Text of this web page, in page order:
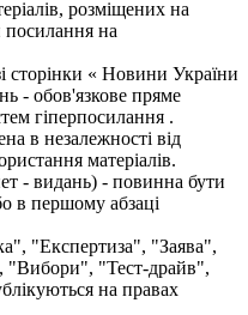
розміщених на
посилання на
сторінки « Новини України
- обов'язкове пряме
гіперпосилання .
в незалежності від
матеріалів.
- видань) - повинна бути
в першому абзаці
"Експертиза", "Заява",
"Вибори", "Тест-драйв",
на правах